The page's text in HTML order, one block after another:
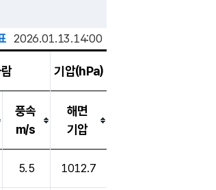
2026.01.13.14:00
기압(hPa)
풍속
m/s
해면
기압
5.5 1012.7